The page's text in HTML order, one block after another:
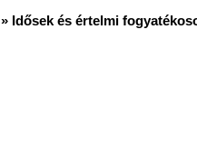
» Idősek és értelmi